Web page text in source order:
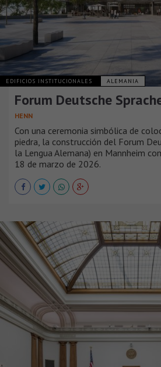
EDIFICIOS INSTITUCIONALES ALEMANIA
Forum Deutsche
HENN
Con una ceremonia simbólica de
piedra, la construcción del Forum
la Lengua Alemana) en Mannheim
18 de marzo de 2026.